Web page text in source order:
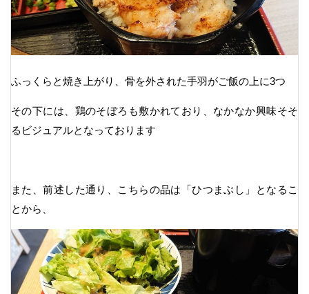
ふっくらと焼き上がり、骨を外された手羽がご飯の上に3つ
その下には、鶏のそぼろも敷かれており、なかなか興味そそ
るビジュアルとなっております
また、前述した通り、こちらの品は「ひつまぶし」となるこ
とから、